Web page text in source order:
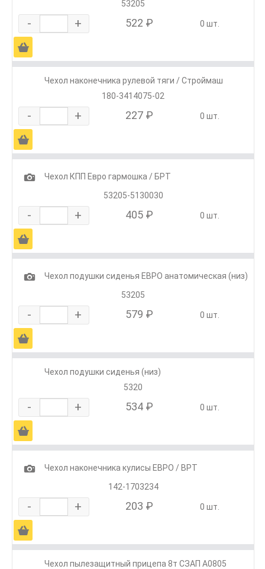
53205
- + 522 ₽ 0 шт.
Ä
Чехол наконечника рулевой тяги / Строймаш
180-3414075-02
- + 227 ₽ 0 шт.
Ä
1
Чехол КПП Евро гармошка / БРТ
53205-5130030
- + 405 ₽ 0 шт.
Ä
1
Чехол подушки сиденья ЕВРО анатомическая (низ)
53205
- + 579 ₽ 0 шт.
Ä
Чехол подушки сиденья (низ)
5320
- + 534 ₽ 0 шт.
Ä
1
Чехол наконечника кулисы ЕВРО / ВРТ
142-1703234
- + 203 ₽ 0 шт.
Ä
Чехол пылезащитный прицепа 8т СЗАП А0805